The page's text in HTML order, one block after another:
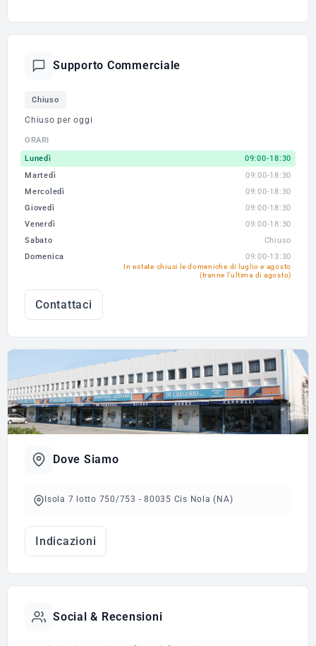
Supporto Commerciale
Chiuso
Chiuso per oggi
ORARI
Lunedì
09:00-18:30
Martedì
09:00-18:30
Mercoledì
09:00-18:30
Giovedì
09:00-18:30
Venerdì
09:00-18:30
Sabato
Chiuso
Domenica
09:00-13:30
In estate chiusi le domeniche di luglio e agosto
(tranne l'ultima di agosto)
Contattaci
Dove Siamo
Isola 7 lotto 750/753 - 80035 Cis Nola (NA)
Indicazioni
Social & Recensioni